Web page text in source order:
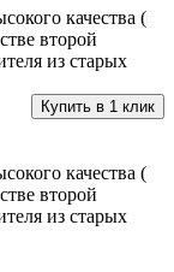
качества (
второй
из старых
Купить в 1 клик
качества (
второй
из старых